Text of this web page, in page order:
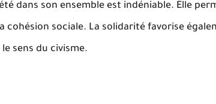
dans son ensemble est indéniable. Elle
sociale. La solidarité favorise
sens du civisme.